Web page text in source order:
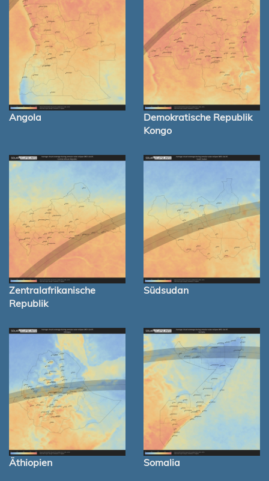
Angola
Demokratische Republik
Kongo
Zentralafrikanische
Republik
Südsudan
Äthiopien Somalia